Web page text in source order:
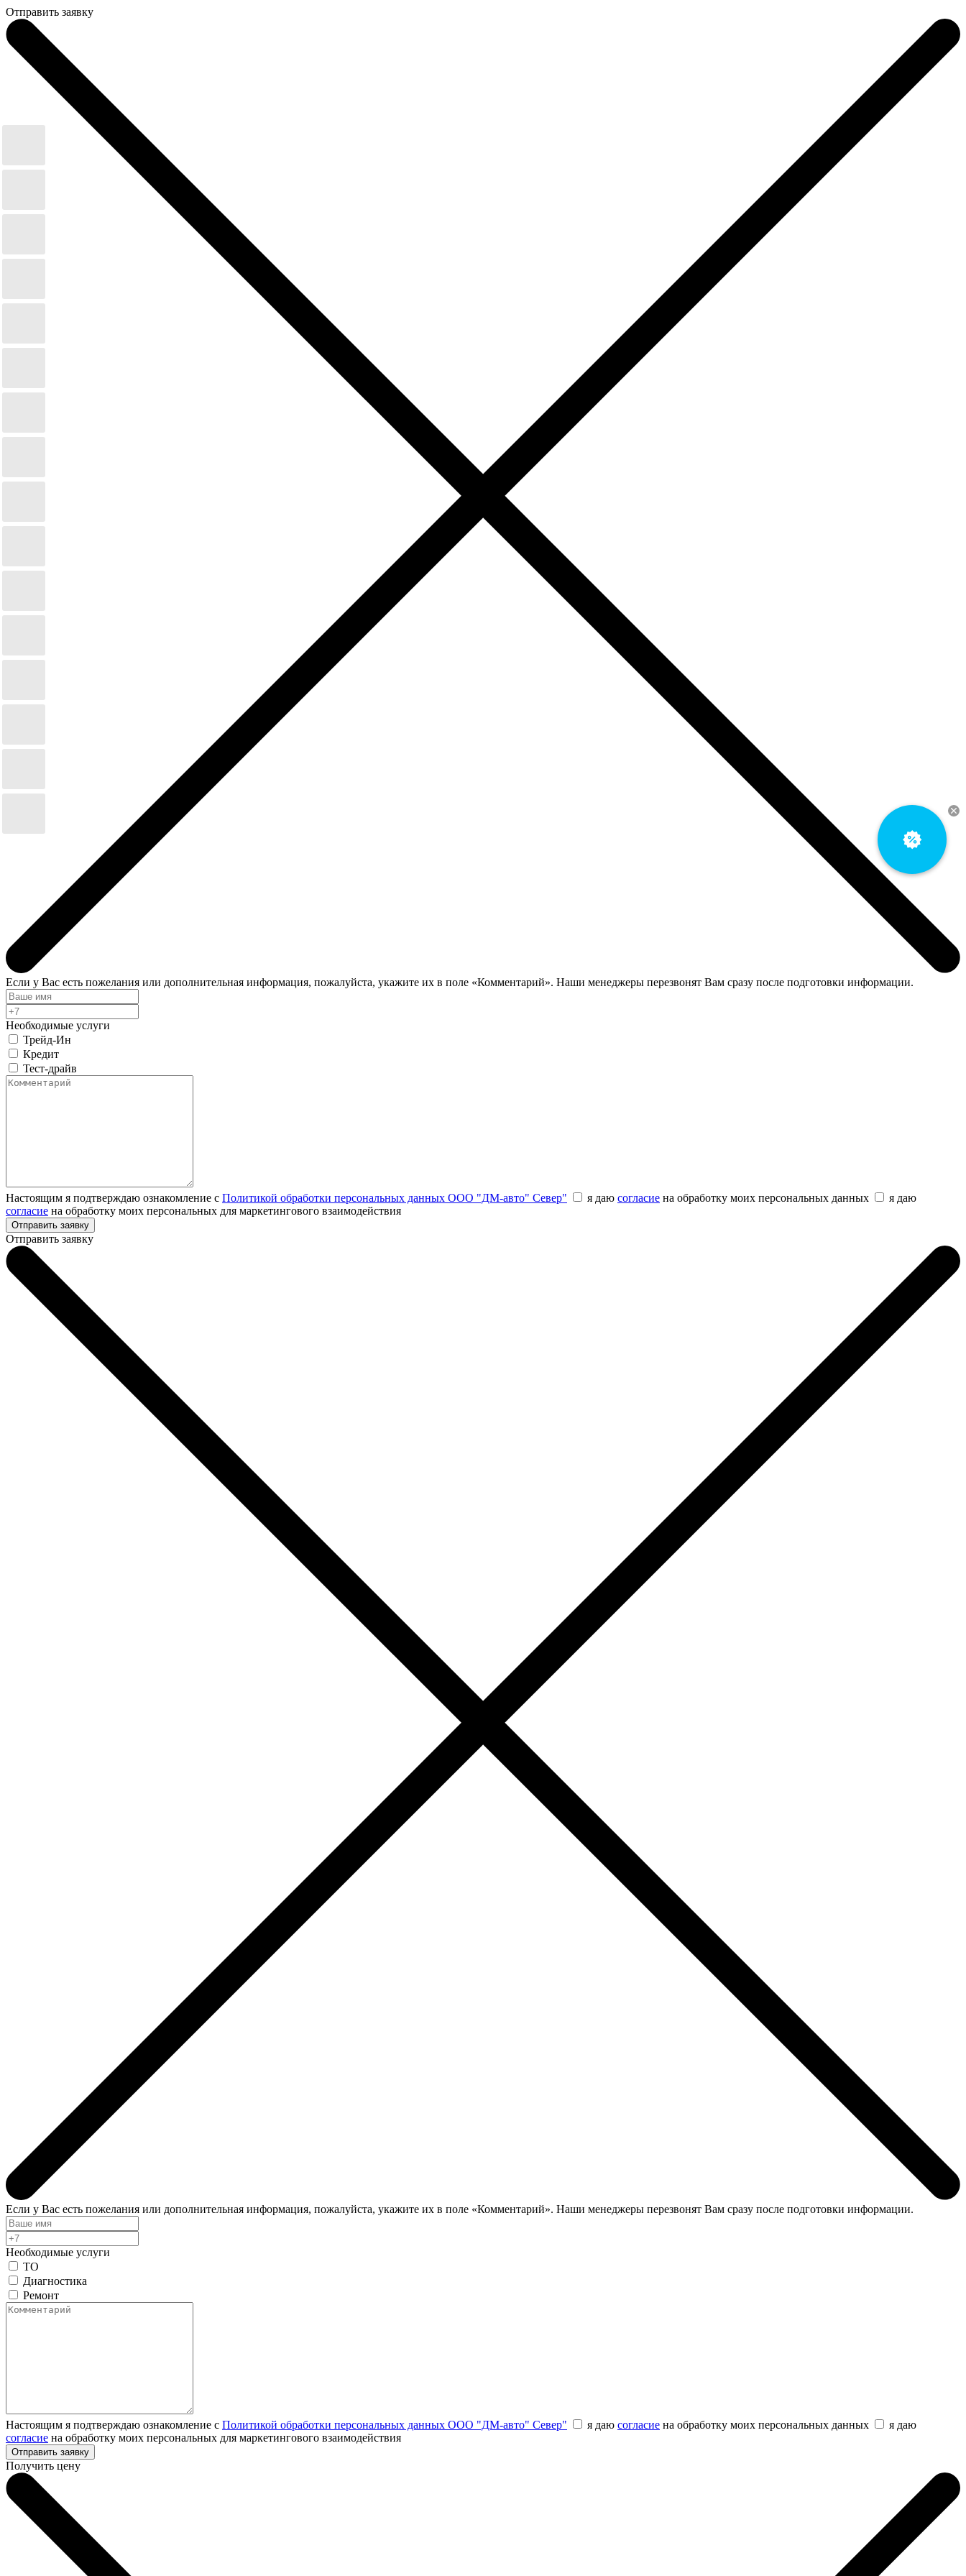
Отправить заявку
Если у Вас есть пожелания или дополнительная информация, пожалуйста, укажите их в поле «Комментарий». Наши менеджеры перезвонят Вам сразу после подготовки информации.
Необходимые услуги
Трейд-Ин
Кредит
Тест-драйв
Настоящим я подтверждаю ознакомление с Политикой обработки персональных данных ООО "ДМ-авто" Север" я даю согласие на обработку моих персональных данных
я даю
согласие на обработку моих персональных для маркетингового взаимодействия
Отправить заявку
Если у Вас есть пожелания или дополнительная информация, пожалуйста, укажите их в поле «Комментарий». Наши менеджеры перезвонят Вам сразу после подготовки информации.
Необходимые услуги
ТО
Диагностика
Ремонт
Настоящим я подтверждаю ознакомление с Политикой обработки персональных данных ООО "ДМ-авто" Север" я даю согласие на обработку моих персональных данных
я даю
согласие на обработку моих персональных для маркетингового взаимодействия
Получить цену